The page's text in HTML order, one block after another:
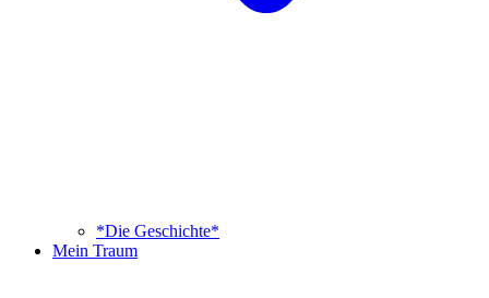
*Die Geschichte*
Mein Traum